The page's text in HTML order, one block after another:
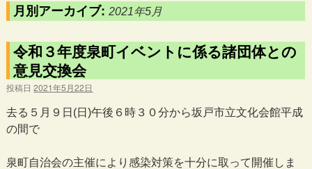
月別アーカイブ:2021年5月
令和３年度泉町イベントに係る諸団体との
意見交換会
投稿日 2021年5月22日
去る５月９日(日)午後６時３０分から坂戸市立文化会館平成
の間で
泉町自治会の主催により感染対策を十分に取って開催しま